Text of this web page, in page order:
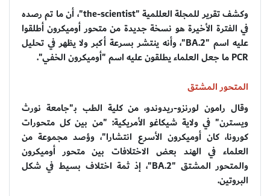
وكشف تقرير للمجلة العللمية "the-scientist"، أن ما تم رصده
في الفترة الأخيرة هو نسخة جديدة من متحور أوميكرون أطلقوا
عليه اسم "BA.2"، وأنه ينتشر بسرعة أكبر ولا يظهر في تحليل
PCR ما جعل العلماء يطلقون عليه اسم "أوميكرون الخفي".
المتحور المشتق
وقال رامون لورنزو-ريدوندو، من كلية الطب بـ"جامعة نورث
ويسترن" في ولاية شيكاغو الأمريكية: "من بين كل متحورات
كورونا، كان أوميكرون الأسرع انتشارا"، وؤصد مجموعة من
العلماء في الهند بعض الاختلافات بين متحور أوميكرون
والمتحور المشتق "BA.2"، إذ ثمة اختلاف بسيط في شكل
البروتين.